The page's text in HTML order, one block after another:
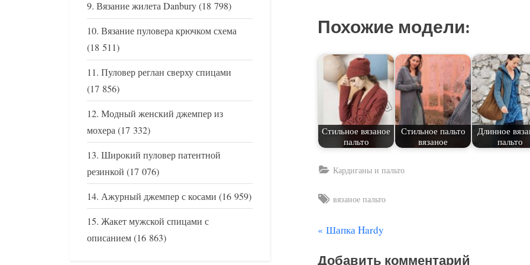
Похожие модели:
Стильное вязаное
пальто
Стильное пальто
вязаное
Длинное
пальто
Кардиганы и пальто
Tags:
вязаное пальто
Навигация
по
П
Шапка Hardy
Добавить комментарий
Вязание жилета Danbury(18 798)
Вязание пуловера крючком схема
(18 511)
Пуловер реглан сверху спицами
(17 856)
Модный женский джемпер из
мохера(17 332)
Широкий пуловер патентной
резинкой (17 076)
Ажурный джемпер с косами (16 959)
Жакет мужской спицами с
описанием(16 863)